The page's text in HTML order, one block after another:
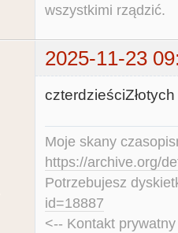
wszystkimi rządzić.
2025-11-23
Moje skany
https://archive.org/
Potrzebujesz
id=18887
<-- Kontakt